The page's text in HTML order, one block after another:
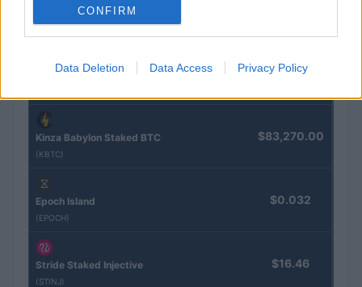
CONFIRM
Data Deletion Data Access Privacy Policy
Naam
Eureka Bridged PAX Gold (Terra $4,205.78
Kinza Babylon Staked BTC
(KBTC)
$83,270.00
Epoch Island
(EPOCH)
$0.032
Stride Staked Injective
(STINJ)
$16.46